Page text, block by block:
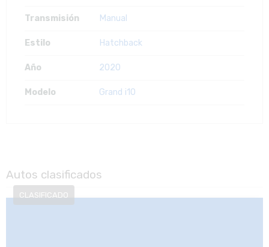
Transmisión Manual
Estilo Hatchback
Año 2020
Modelo Grand i10
Autos clasificados